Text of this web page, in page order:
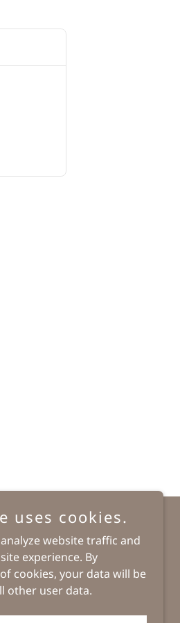
Powered by
uses cookies.
website traffic and
experience. By
cookies, your data will be
other user data.